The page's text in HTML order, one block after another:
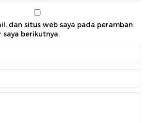
dan situs web saya pada peramban
berikutnya.